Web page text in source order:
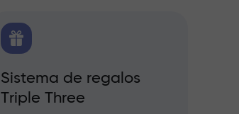
Sistema de regalos
Triple Three